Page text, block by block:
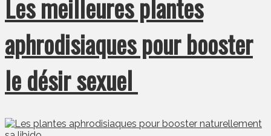
Les meilleures plantes
aphrodisiaques pour booster
le désir sexuel